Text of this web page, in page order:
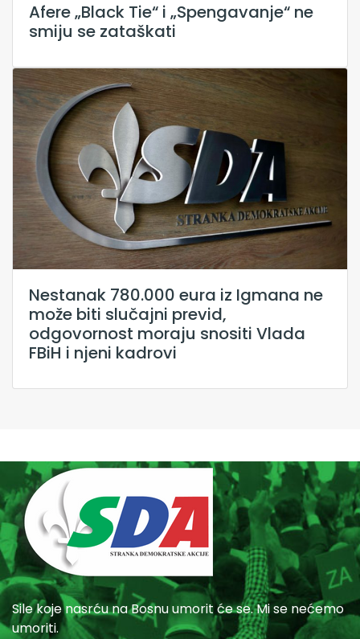
Afere „Black Tie“ i „Spengavanje“ ne
smiju se zataškati
Nestanak 780.000 eura iz Igmana ne
može biti slučajni previd,
odgovornost moraju snositi Vlada
FBiH i njeni kadrovi
Sile koje nasrću na Bosnu umorit će se. Mi se nećemo
umoriti.